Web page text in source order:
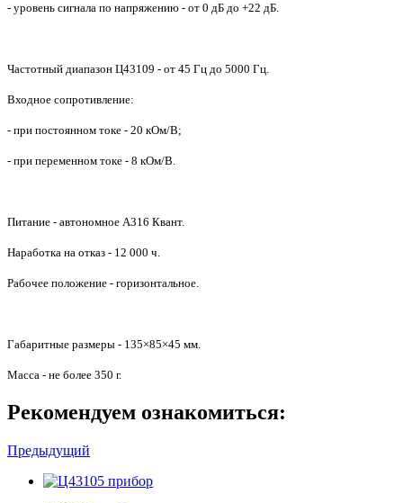
- уровень сигнала по напряжению - от 0 дБ до +22 дБ.
Частотный диапазон Ц43109 - от 45 Гц до 5000 Гц.
Входное сопротивление:
- при постоянном токе - 20 кОм/В;
- при переменном токе - 8 кОм/В.
Питание - автономное A316 Квант.
Наработка на отказ - 12 000 ч.
Рабочее положение - горизонтальное.
Габаритные размеры - 135×85×45 мм.
Масса - не более 350 г.
Рекомендуем ознакомиться:
Предыдущий